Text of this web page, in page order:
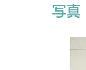
写真